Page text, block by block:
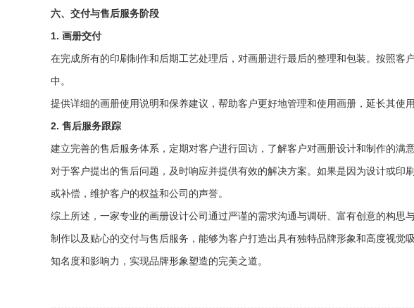
六、交付与售后服务阶段
1. 画册交付
在完成所有的印刷制作和后期工艺处理后，对画册进行最后的整理和包装。按照客
中。
提供详细的画册使用说明和保养建议，帮助客户更好地管理和使用画册，延长其使
2. 售后服务跟踪
建立完善的售后服务体系，定期对客户进行回访，了解客户对画册设计和制作的满
对于客户提出的售后问题，及时响应并提供有效的解决方案。如果是因为设计或印
或补偿，维护客户的权益和公司的声誉。
综上所述，一家专业的画册设计公司通过严谨的需求沟通与调研、富有创意的构思
制作以及贴心的交付与售后服务，能够为客户打造出具有独特品牌形象和高度视觉
知名度和影响力，实现品牌形象塑造的完美之道。